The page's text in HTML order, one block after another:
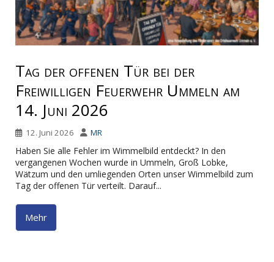
Tag der offenen Tür bei der
Freiwilligen Feuerwehr Ummeln am
14. Juni 2026
12. Juni 2026 MR
Haben Sie alle Fehler im Wimmelbild entdeckt? In den
vergangenen Wochen wurde in Ummeln, Groß Lobke,
Wätzum und den umliegenden Orten unser Wimmelbild zum
Tag der offenen Tür verteilt. Darauf...
Mehr